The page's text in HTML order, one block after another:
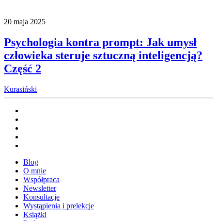
20 maja 2025
Psychologia kontra prompt: Jak umysł
człowieka steruje sztuczną inteligencją?
Część 2
Kurasiński
Blog
O mnie
Współpraca
Newsletter
Konsultacje
Wystąpienia i prelekcje
Książki